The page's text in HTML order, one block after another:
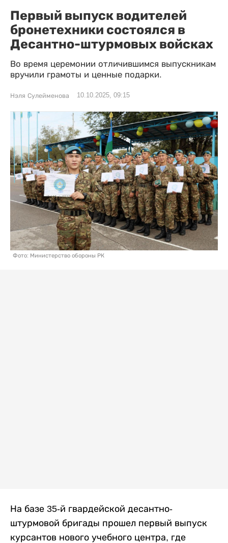
Первый выпуск водителей
бронетехники состоялся в
Десантно-штурмовых войсках
Во время церемонии отличившимся выпускникам
вручили грамоты и ценные подарки.
Нэля Сулейменова 10.10.2025, 09:15
Фото: Министерство обороны РК
На базе 35-й гвардейской десантно-
штурмовой бригады прошел первый выпуск
курсантов нового учебного центра, где